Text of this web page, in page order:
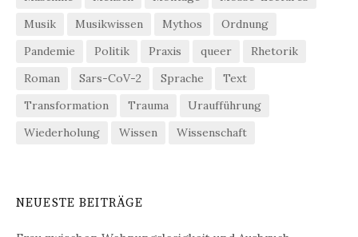
Musik
Musikwissen Mythos
Ordnung
Pandemie
Politik Praxis queer
Rhetorik
Roman
Sars-CoV-2 Sprache
Text
Transformation
Trauma
Uraufführung
Wiederholung
Wissen Wissenschaft
NEUESTE BEITRÄGE